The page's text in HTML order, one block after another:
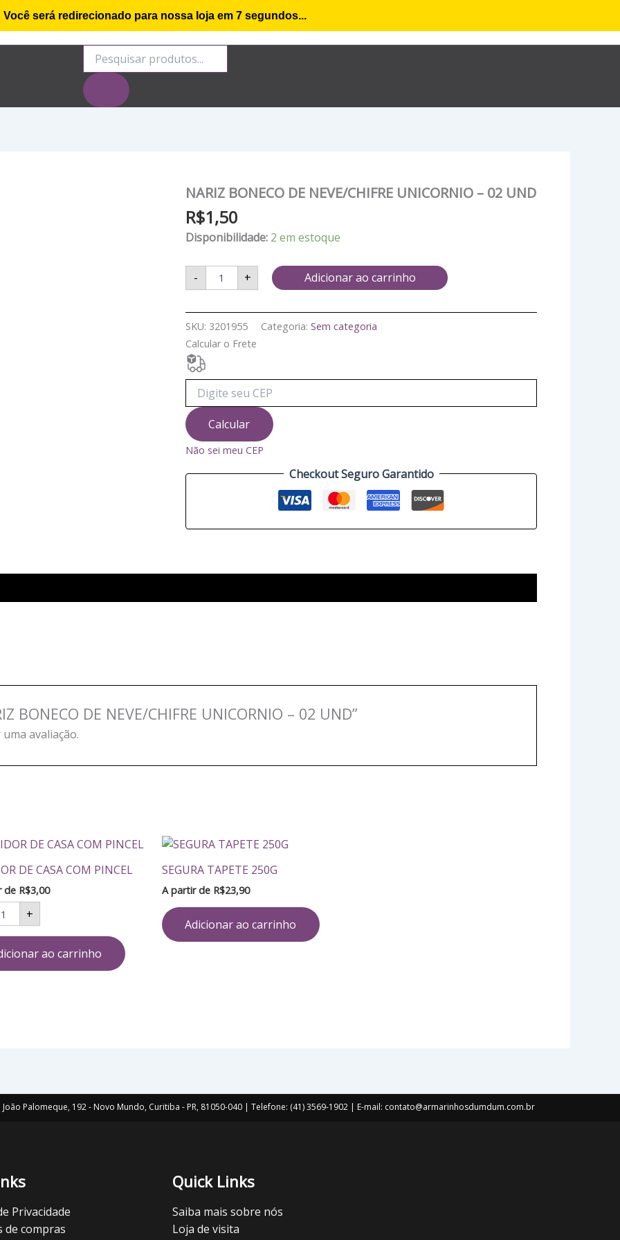
de compra Minha conta Rastrear Encomenda Shop
produtos
NARIZ BONECO DE NEVE/CHIFRE UNICORNIO – 02 UND
R$1,50
Disponibilidade: 2 em estoque
-
NARIZ
DE
NEVE/CHIFRE
UNICORNIO
UND
+ Adicionar ao carrinho
SKU: 3201955 Categoria:Sem categoria
Calcular o Frete
Calcular
Não sei meu CEP
Checkout Seguro Garantido
DE NEVE/CHIFRE UNICORNIO – 02 UND”
avaliação.
DE CASA COM PINCEL
de R$3,00
+
ao carrinho
SEGURA TAPETE 250G
A partir de R$23,90
Adicionar ao carrinho
João Palomeque, 192 - Novo Mundo, Curitiba - PR, 81050-040 | Telefone: (41) 3569-1902 | E-mail: contato@armarinhosdumdum.com.br
Privacidade
de compras
Quick Links
Saiba mais sobre nós
Loja de visita
Você será redirecionado para nossa loja em 7 segundos...